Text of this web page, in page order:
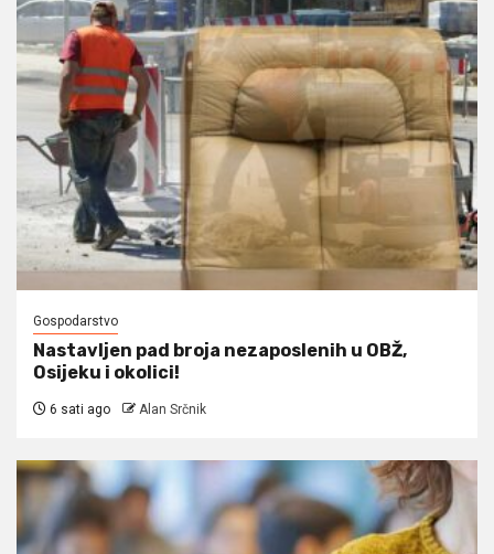
Gospodarstvo
Nastavljen pad broja nezaposlenih u OBŽ,
Osijeku i okolici!
6 sati ago Alan Srčnik